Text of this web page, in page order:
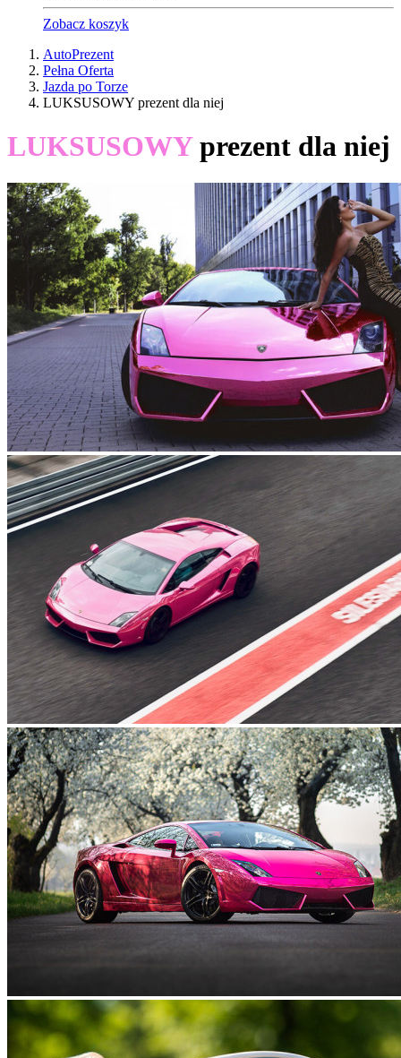
Zobacz koszyk
AutoPrezent
Pełna Oferta
Jazda po Torze
LUKSUSOWY prezent dla niej
LUKSUSOWYprezent dla niej